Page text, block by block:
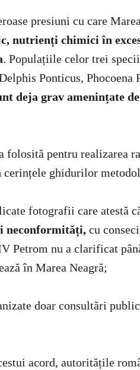
presiuni cu care
nutrienți chimici în
. Populațiile celor trei
Ponticus, Phocoena
deja grav amenințate
folosită pentru realizarea
cerințele ghidurilor
fotografii care atestă
neconformități, cu
Petrom nu a clarificat
în Marea Neagră;
doar consultări
acord, autoritățile